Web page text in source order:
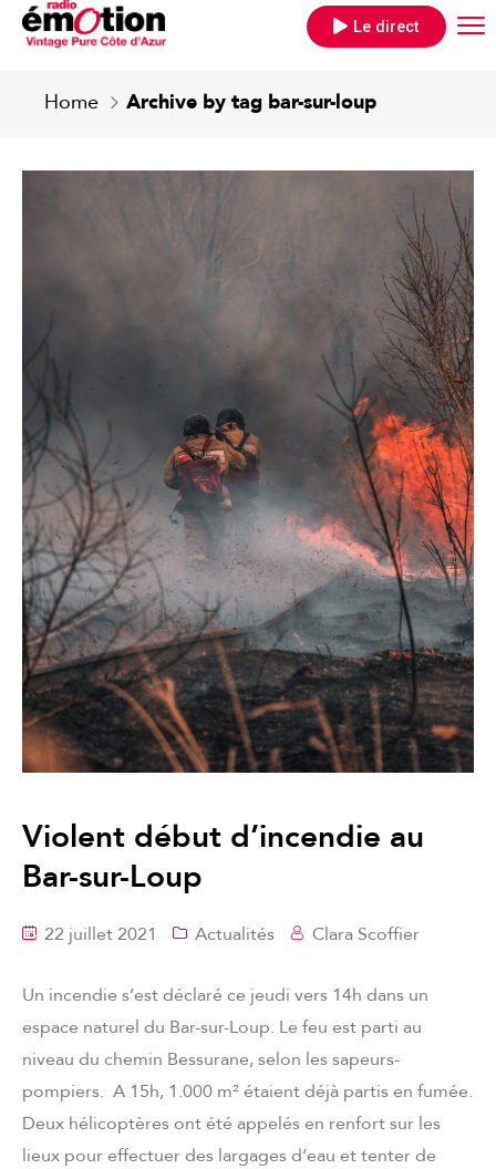
Le direct
Home Archive by tag bar-sur-loup
Violent début d’incendie au
Bar-sur-Loup
22 juillet 2021 Actualités Clara Scoffier
Un incendie s’est déclaré ce jeudi vers 14h dans un
espace naturel du Bar-sur-Loup. Le feu est parti au
niveau du chemin Bessurane, selon les sapeurs-
pompiers. A 15h, 1.000 m² étaient déjà partis en fumée.
Deux hélicoptères ont été appelés en renfort sur les
lieux pour effectuer des largages d’eau et tenter de